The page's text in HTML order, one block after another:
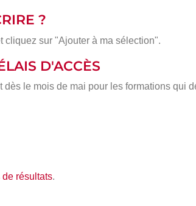
?
cliquez sur "Ajouter à ma sélection".
D'ACCÈS
dès le mois de mai pour les formations qui
résultats.